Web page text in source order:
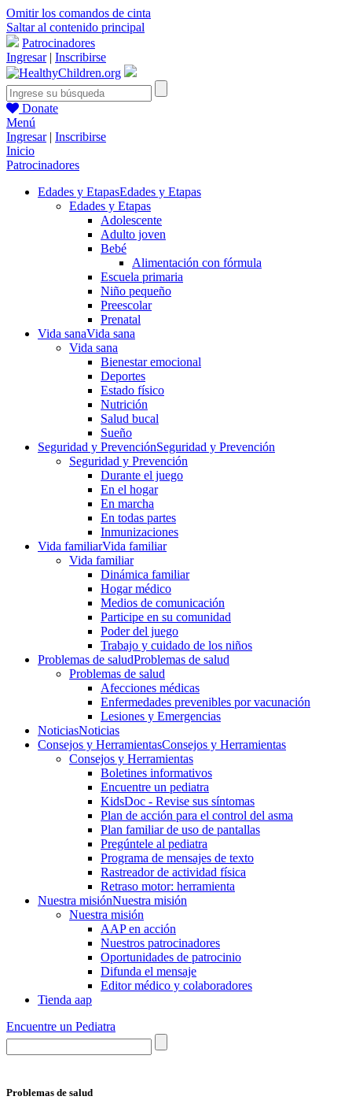
Omitir los comandos de cinta
Saltar al contenido principal
Patrocinadores
Ingresar| Inscribirse
Donate
Menú
Ingresar| Inscribirse
Inicio
Patrocinadores
Edades y EtapasEdades y Etapas
Edades y Etapas
Adolescente
Adulto joven
Bebé
Alimentación con fórmula
Escuela primaria
Niño pequeño
Preescolar
Prenatal
Vida sanaVida sana
Vida sana
Bienestar emocional
Deportes
Estado físico
Nutrición
Salud bucal
Sueño
Seguridad y PrevenciónSeguridad y Prevención
Seguridad y Prevención
Durante el juego
En el hogar
En marcha
En todas partes
Inmunizaciones
Vida familiarVida familiar
Vida familiar
Dinámica familiar
Hogar médico
Medios de comunicación
Participe en su comunidad
Poder del juego
Trabajo y cuidado de los niños
Problemas de saludProblemas de salud
Problemas de salud
Afecciones médicas
Enfermedades prevenibles por vacunación
Lesiones y Emergencias
NoticiasNoticias
Consejos y HerramientasConsejos y Herramientas
Consejos y Herramientas
Boletines informativos
Encuentre un pediatra
KidsDoc - Revise sus síntomas
Plan de acción para el control del asma
Plan familiar de uso de pantallas
Pregúntele al pediatra
Programa de mensajes de texto
Rastre​​ador de activida​d física
Retraso motor: herramienta
Nuestra misiónNuestra misión
Nuestra misión
AAP en acción
Nuestros patrocinadores
Oportunidades de patrocinio
Difunda el mensaje
Editor médico y colaboradores
Tienda aap
Encuentre un Pediatra
Problemas de salud